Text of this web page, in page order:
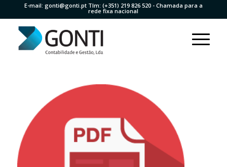
E-mail: gonti@gonti.ptTlm: (+351) 219 826 520- Chamada para a
rede fixa nacional